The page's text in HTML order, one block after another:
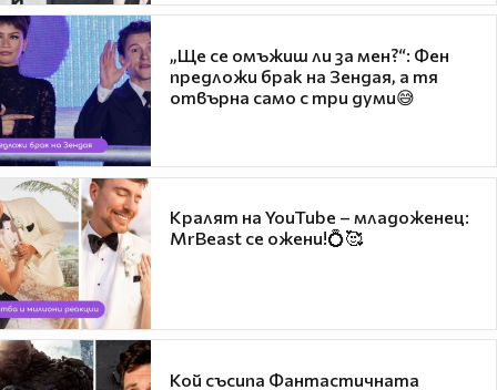
„Ще се омъжиш ли за мен?“: Фен
предложи брак на Зендая, а тя
отвърна само с три думи😅
Кралят на YouTube – младоженец:
MrBeast се ожени!💍🥰
Кой съсипа Фантастичната